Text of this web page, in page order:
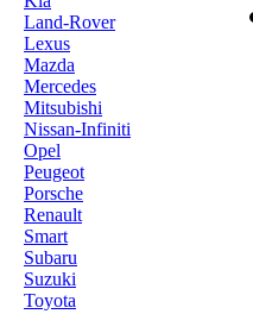
Land-Rover
Lexus
Mazda
Mercedes
Mitsubishi
Nissan-Infiniti
Opel
Peugeot
Porsche
Renault
Smart
Subaru
Suzuki
Toyota